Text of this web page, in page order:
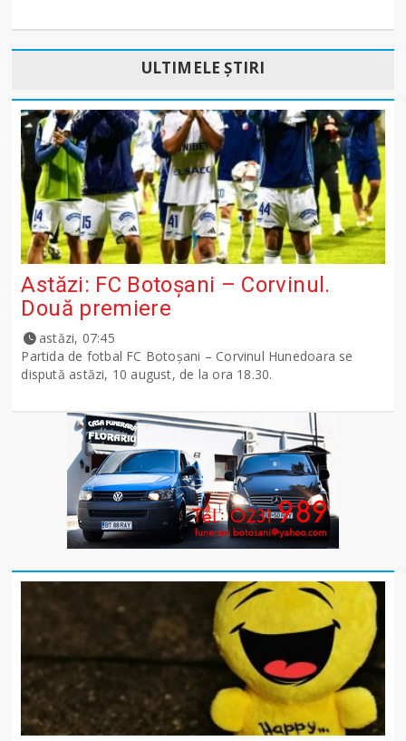
ULTIMELE ȘTIRI
Astăzi: FC Botoșani – Corvinul.
Două premiere
astăzi, 07:45
Partida de fotbal FC Botoșani – Corvinul Hunedoara se
dispută astăzi, 10 august, de la ora 18.30.